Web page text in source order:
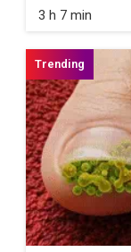
3 h 7 min